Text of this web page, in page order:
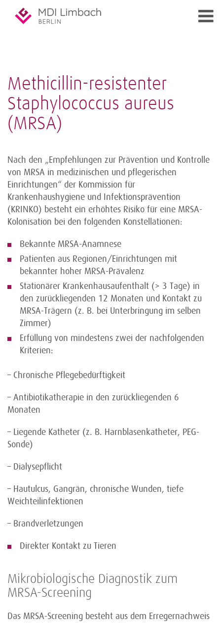
Methicillin-resistenter
Staphylococcus aureus
(MRSA)
Nach den „Empfehlungen zur Prävention und Kontrolle
von MRSA in medizinischen und pflegerischen
Einrichtungen“ der Kommission für
Krankenhaushygiene und Infektionsprävention
(KRINKO) besteht ein erhöhtes Risiko für eine MRSA-
Kolonisation bei den folgenden Konstellationen:
Bekannte MRSA-Anamnese
Patienten aus Regionen/Einrichtungen mit
bekannter hoher MRSA-Prävalenz
Stationärer Krankenhausaufenthalt (> 3 Tage) in
den zurückliegenden 12 Monaten und Kontakt zu
MRSA-Trägern (z. B. bei Unterbringung im selben
Zimmer)
Erfüllung von mindestens zwei der nachfolgenden
Kriterien:
– Chronische Pflegebedürftigkeit
– Antibiotikatherapie in den zurückliegenden 6
Monaten
– Liegende Katheter (z. B. Harnblasenkatheter, PEG-
Sonde)
– Dialysepflicht
– Hautulcus, Gangrän, chronische Wunden, tiefe
Weichteilinfektionen
– Brandverletzungen
Direkter Kontakt zu Tieren
Mikrobiologische Diagnostik zum
MRSA-Screening
Das MRSA-Screening besteht aus dem Erregernachweis